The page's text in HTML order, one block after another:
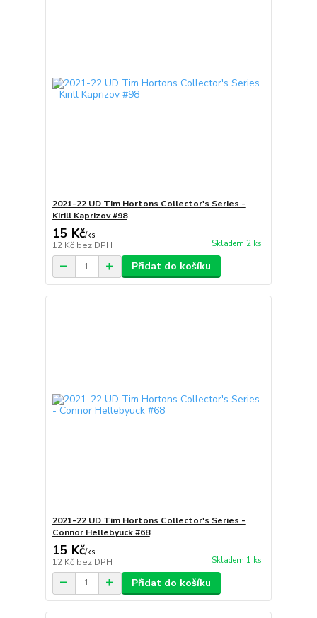
2021-22 UD Tim Hortons Collector's Series -
Kirill Kaprizov #98
15 Kč/ks
12 Kč bez DPH Skladem 2 ks
Přidat do košíku
2021-22 UD Tim Hortons Collector's Series -
Connor Hellebyuck #68
15 Kč/ks
12 Kč bez DPH Skladem 1 ks
Přidat do košíku